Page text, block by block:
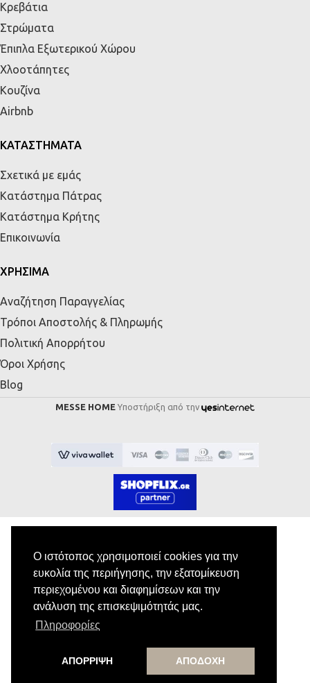
Ο ιστότοπος χρησιμοποιεί cookies για την
ευκολία της περιήγησης, την εξατομίκευση
περιεχομένου και διαφημίσεων και την
ανάλυση της επισκεψιμότητάς μας.
Πληροφορίες
ΑΠΟΡΡΙΨΗ ΑΠΟΔΟΧΗ
Κρεβάτια
Στρώματα
Έπιπλα Εξωτερικού Χώρου
Χλοοτάπητες
Κουζίνα
Airbnb
ΚΑΤΑΣΤΗΜΑΤΑ
Σχετικά με εμάς
Κατάστημα Πάτρας
Κατάστημα Κρήτης
Επικοινωνία
ΧΡΗΣΙΜΑ
Αναζήτηση Παραγγελίας
Τρόποι Αποστολής & Πληρωμής
Πολιτική Απορρήτου
Όροι Χρήσης
Blog
MESSE HOME Υποστήριξη από την
Εγγραφή στο Newsletter
Κάνε εγγραφή στο newsletter μας για να
λαμβάνεις αποκλειστικές προσφορές.